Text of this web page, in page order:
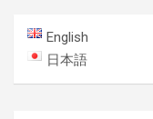
シ
English
日本語